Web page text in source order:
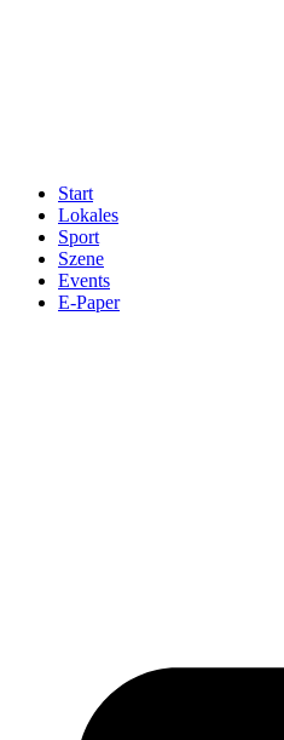
Start
Lokales
Sport
Szene
Events
E-Paper